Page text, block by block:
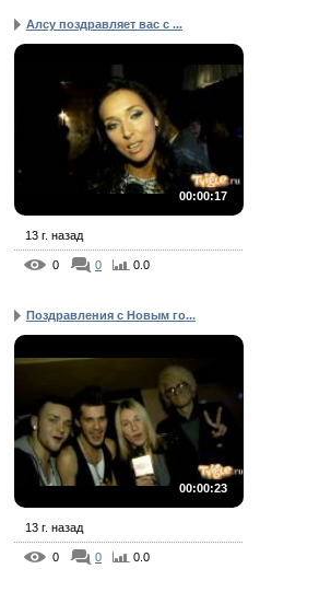
Алсу поздравляет вас с ...
00:00:17
13 г. назад
0 0 0.0
Поздравления с Новым го...
00:00:23
13 г. назад
0 0 0.0